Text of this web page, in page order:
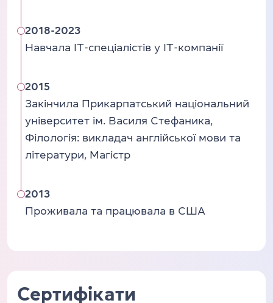
2018-2023
Навчала IT-спеціалістів у IT-компанії
2015
Закінчила Прикарпатський національний
університет ім. Василя Стефаника,
Філологія: викладач англійської мови та
літератури, Магістр
2013
Проживала та працювала в США
Сертифікати